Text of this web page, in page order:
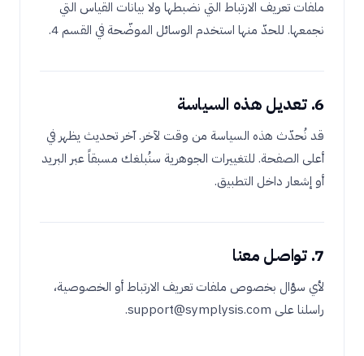
ملفات تعريف الارتباط التي نضبطها ولا بيانات القياس التي
نجمعها. للحدّ منها استخدم الوسائل الموضّحة في القسم 4.
6. تعديل هذه السياسة
قد نُحدّث هذه السياسة من وقت لآخر. آخر تحديث يظهر في
أعلى الصفحة. للتغييرات الجوهرية سنُبلغك مسبقاً عبر البريد
أو إشعار داخل التطبيق.
7. تواصل معنا
لأي سؤال بخصوص ملفات تعريف الارتباط أو الخصوصية،
راسلنا على support@symplysis.com.